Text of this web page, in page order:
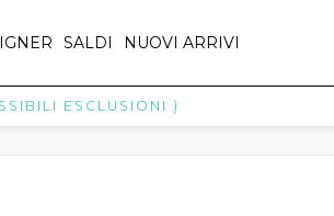
SALDI NUOVI ARRIVI
ESCLUSIONI )